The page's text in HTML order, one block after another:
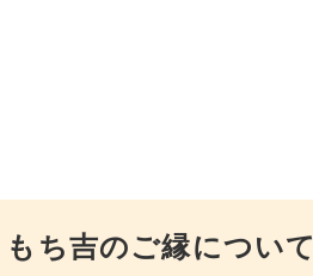
ち吉のご縁について